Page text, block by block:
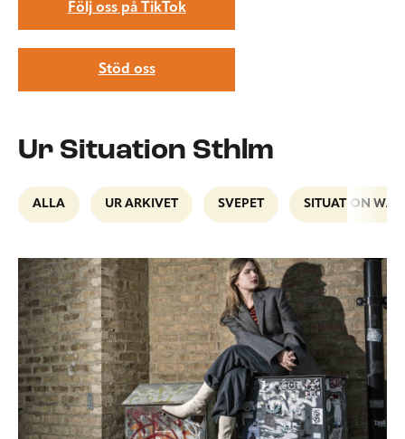
Följ oss på TikTok
Stöd oss
Ur Situation Sthlm
ALLA UR ARKIVET SVEPET SITUATION